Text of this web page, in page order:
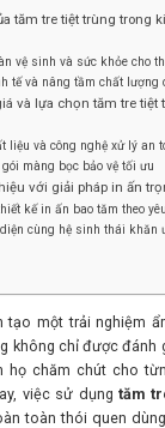
tăm tre tiệt trùng trong
vệ sinh và sức khỏe cho
tế và nâng tầm chất lượng
và lựa chọn tăm tre tiệt
liệu và công nghệ xử lý an
màng bọc bảo vệ tối ưu
với giải pháp in ấn
kế in ấn bao tăm theo
cùng hệ sinh thái khăn
tạo một trải nghiệm
không chỉ được đánh
họ chăm chút cho
việc sử dụngtăm
toàn thói quen